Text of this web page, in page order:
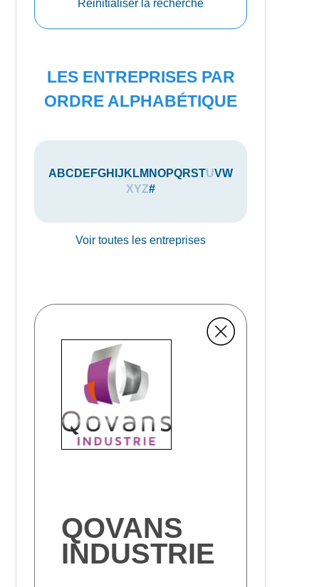
Réinitialiser la recherche
LES ENTREPRISES PAR
ORDRE ALPHABÉTIQUE
A BC D E FGH IJ K LM NOPQRSTUVW
XYZ#
Voir toutes les entreprises
QOVANS
INDUSTRIE